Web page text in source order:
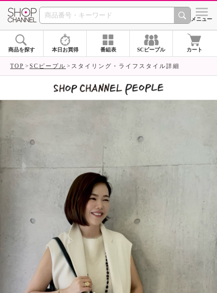
SHOP CHANNEL シメニュー
商品を探す 本日お買得 番組表 SCピープル カート
TOP SCピープル スタイリング・ライフスタイル詳細